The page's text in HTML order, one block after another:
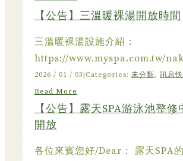
【公告】三溫暖裸湯開放時間
三溫暖裸湯設施介紹：
https://www.myspa.com.tw/
2026 / 01 / 03| Categories: 未分類, 訊息
Read More
【公告】露天SPA游泳池整修
開放
各位來賓您好/Dear： 露天SPA